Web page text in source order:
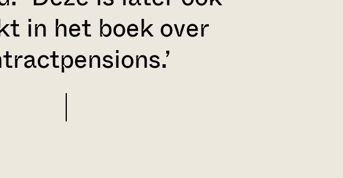
in het boek over